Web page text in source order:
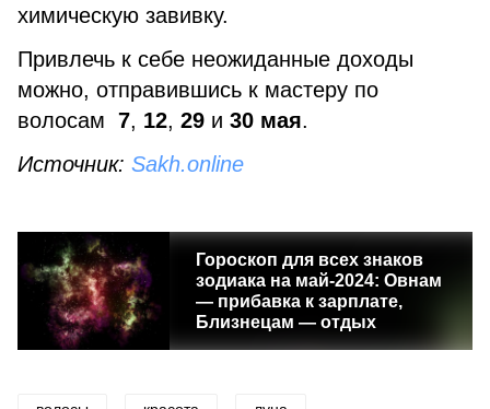
химическую завивку.
Привлечь к себе неожиданные доходы
можно, отправившись к мастеру по
волосам 7, 12, 29 и 30 мая.
Источник: Sakh.online
Гороскоп для всех знаков
зодиака на май-2024: Овнам
— прибавка к зарплате,
Близнецам — отдых